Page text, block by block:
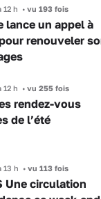
12 h •vu 193 fois
lance un appel à
renouveler
12 h •vu 255 fois
rendez-vous
de l’été
13 h •vu 113 fois
Une circulation